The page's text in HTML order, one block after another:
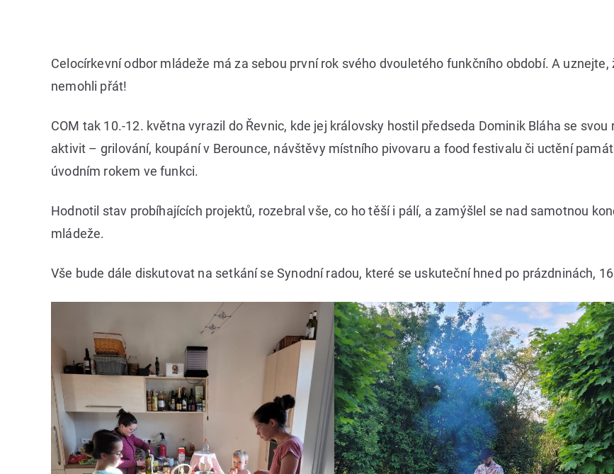
Celocírkevní odbor mládeže má za sebou první rok svého dvouletého funkčního období. A
nemohli přát!
COM tak 10.-12. května vyrazil do Řevnic, kde jej královsky hostil předseda Dominik Bláha se
aktivit – grilování, koupání v Berounce, návštěvy místního pivovaru a food festivalu či uctění
úvodním rokem ve funkci.
Hodnotil stav probíhajících projektů, rozebral vše, co ho těší i pálí, a zamýšlel se nad samotnou
mládeže.
Vše bude dále diskutovat na setkání se Synodní radou, které se uskuteční hned po prázdninách,